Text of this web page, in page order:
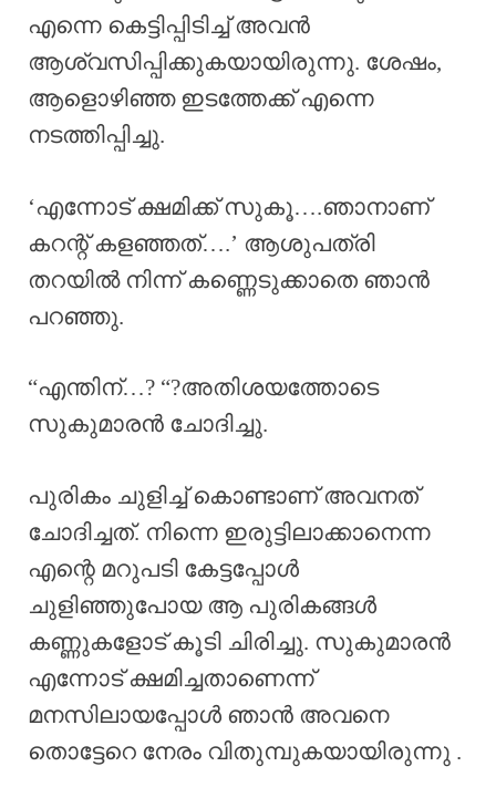
എന്നെ കെട്ടിപ്പിടിച്ച് അവൻ
ആശ്വസിപ്പിക്കുകയായിരുന്നു. ശേഷം,
ആളൊഴിഞ്ഞ ഇടത്തേക്ക് എന്നെ
നടത്തിപ്പിച്ചു.
‘എന്നോട് ക്ഷമിക്ക് സുകൂ….ഞാനാണ്
കറന്റ്‌ കളഞ്ഞത്….’ ആശുപത്രി
തറയിൽ നിന്ന് കണ്ണെടുക്കാതെ ഞാൻ
പറഞ്ഞു.
“എന്തിന്…? “?അതിശയത്തോടെ
സുകുമാരൻ ചോദിച്ചു.
പുരികം ചുളിച്ച് കൊണ്ടാണ് അവനത്
ചോദിച്ചത്. നിന്നെ ഇരുട്ടിലാക്കാനെന്ന
എന്റെ മറുപടി കേട്ടപ്പോൾ
ചുളിഞ്ഞുപോയ ആ പുരികങ്ങൾ
കണ്ണുകളോട് കൂടി ചിരിച്ചു. സുകുമാരൻ
എന്നോട് ക്ഷമിച്ചതാണെന്ന്
മനസിലായപ്പോൾ ഞാൻ അവനെ
തൊട്ടേറെ നേരം വിതുമ്പുകയായിരുന്നു .